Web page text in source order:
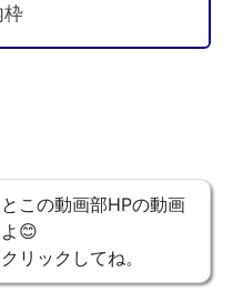
枠
この動画部HPの動画
😊
リックしてね。